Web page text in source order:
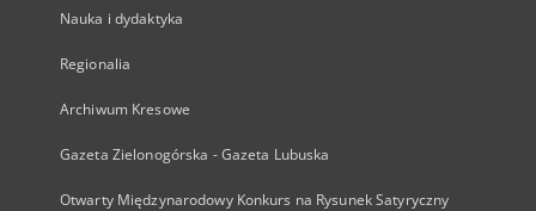
Nauka i dydaktyka
Regionalia
Archiwum Kresowe
Gazeta Zielonogórska - Gazeta Lubuska
Otwarty Międzynarodowy Konkurs na Rysunek Satyryczny